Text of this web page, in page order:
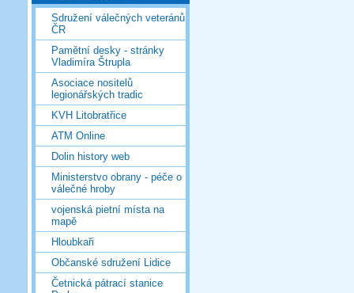
Sdružení válečných veteránů
ČR
Pamětní desky - stránky
Vladimíra Štrupla
Asociace nositelů
legionářských tradic
KVH Litobratřice
ATM Online
Dolin history web
Ministerstvo obrany - péče o
válečné hroby
vojenská pietní místa na
mapě
Hloubkaři
Občanské sdružení Lidice
Četnická pátrací stanice